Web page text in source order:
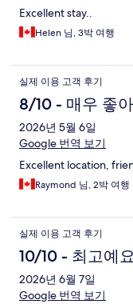
Excellent stay..
Helen 님, 3박 여행
실제 이용 고객 후기
8/10 - 매우 좋
2026년 5월 6일
Google 번역 보기
Excellent location,
Raymond 님, 2박 여행
실제 이용 고객 후기
10/10 - 최고예
2026년 6월 7일
Google 번역 보기